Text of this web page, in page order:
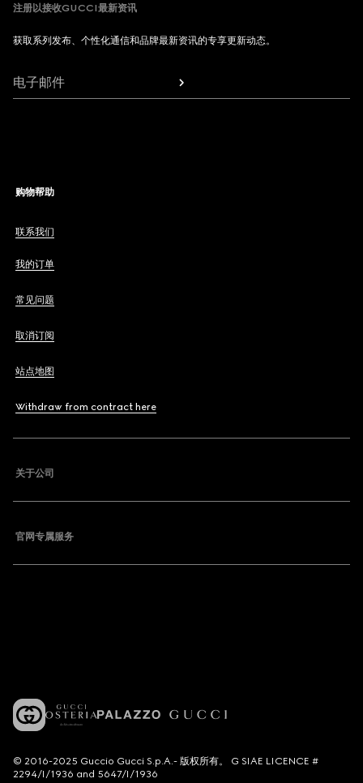
注册以接收GUCCI最新资讯
获取系列发布、个性化通信和品牌最新资讯的专享更新动态。
电子邮件
购物帮助
联系我们
我的订单
常见问题
取消订阅
站点地图
Withdraw from contract here
关于公司
官网专属服务
© 2016-2025 Guccio Gucci S.p.A.- 版权所有。 G SIAE LICENCE #
2294/I/1936 and 5647/I/1936